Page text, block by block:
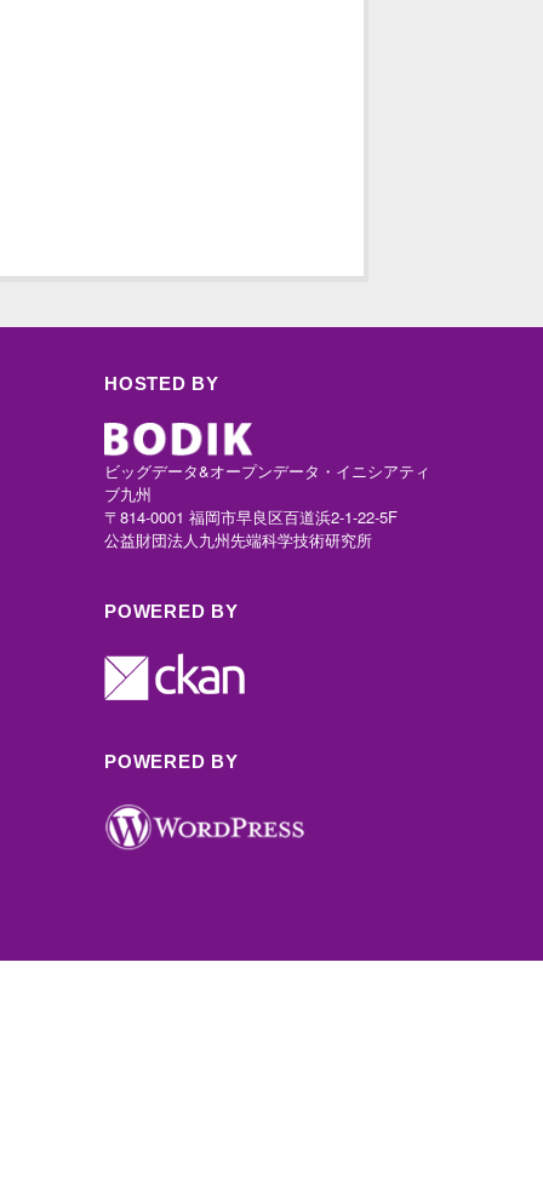
HOSTED BY
ビッグデータ&オープンデータ・イニシアティ
ブ九州
〒814-0001 福岡市早良区百道浜2-1-22-5F
公益財団法人九州先端科学技術研究所
POWERED BY
POWERED BY